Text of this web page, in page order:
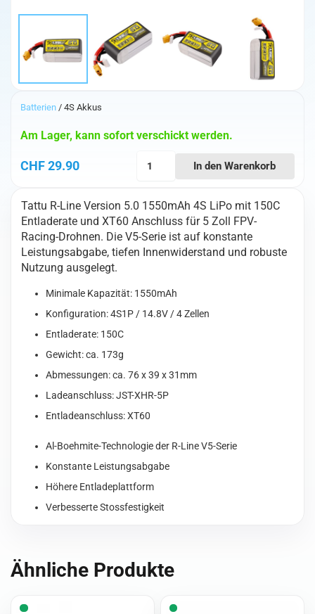
Batterien / 4S Akkus
CHF29.90
Am Lager, kann sofort verschickt werden.
Version
5.0
1550mAh
14.8V
Lipo
Battery
Plug
Menge
In den Warenkorb
Tattu R-Line Version 5.0 1550mAh 4S LiPo mit 150C
Entladerate und XT60 Anschluss für 5 Zoll FPV-
Racing-Drohnen. Die V5-Serie ist auf konstante
Leistungsabgabe, tiefen Innenwiderstand und robuste
Nutzung ausgelegt.
Minimale Kapazität: 1550mAh
Konfiguration: 4S1P / 14.8V / 4 Zellen
Entladerate: 150C
Gewicht: ca. 173g
Abmessungen: ca. 76 x 39 x 31mm
Ladeanschluss: JST-XHR-5P
Entladeanschluss: XT60
Al-Boehmite-Technologie der R-Line V5-Serie
Konstante Leistungsabgabe
Höhere Entladeplattform
Verbesserte Stossfestigkeit
Ähnliche Produkte